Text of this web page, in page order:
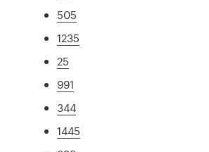
505
1235
25
991
344
1445